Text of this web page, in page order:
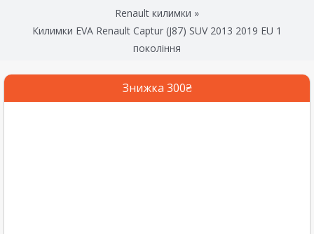
Renault килимки »
Килимки EVA Renault Captur (J87) SUV 2013 2019 EU 1
покоління
Знижка 300₴